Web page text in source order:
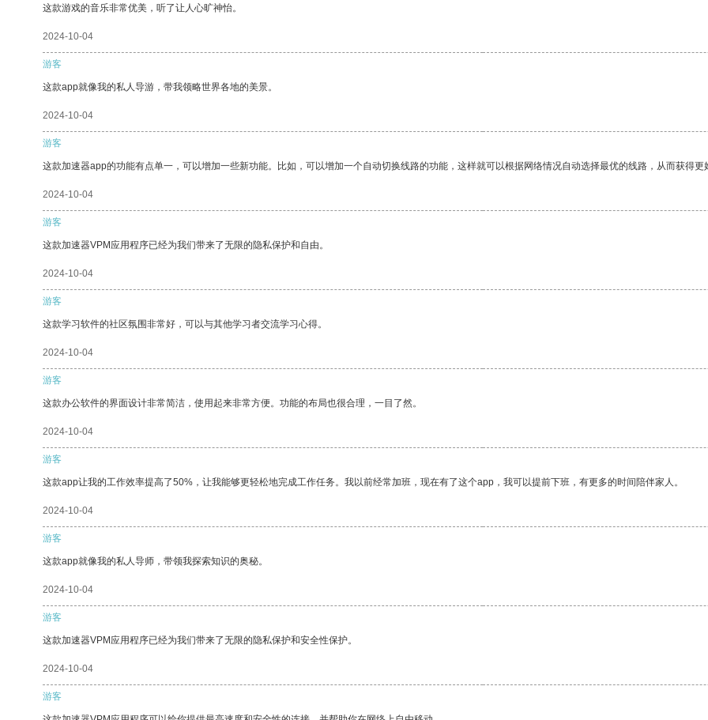
这款游戏的音乐非常优美，听了让人心旷神怡。
2024-10-04
游客
这款app就像我的私人导游，带我领略世界各地的美景。
2024-10-04
游客
这款加速器app的功能有点单一，可以增加一些新功能。比如，可以增加一个自动切换线路的功能，这样就可以根据网络情况自动选择最优的线路，从而获得更
2024-10-04
游客
这款加速器VPM应用程序已经为我们带来了无限的隐私保护和自由。
2024-10-04
游客
这款学习软件的社区氛围非常好，可以与其他学习者交流学习心得。
2024-10-04
游客
这款办公软件的界面设计非常简洁，使用起来非常方便。功能的布局也很合理，一目了然。
2024-10-04
游客
这款app让我的工作效率提高了50%，让我能够更轻松地完成工作任务。我以前经常加班，现在有了这个app，我可以提前下班，有更多的时间陪伴家人。
2024-10-04
游客
这款app就像我的私人导师，带领我探索知识的奥秘。
2024-10-04
游客
这款加速器VPM应用程序已经为我们带来了无限的隐私保护和安全性保护。
2024-10-04
游客